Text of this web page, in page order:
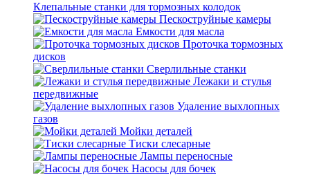
Клепальные станки для тормозных колодок
Пескоструйные камеры
Емкости для масла
Проточка тормозных
дисков
Сверлильные станки
Лежаки и стулья
передвижные
Удаление выхлопных
газов
Мойки деталей
Тиски слесарные
Лампы переносные
Насосы для бочек